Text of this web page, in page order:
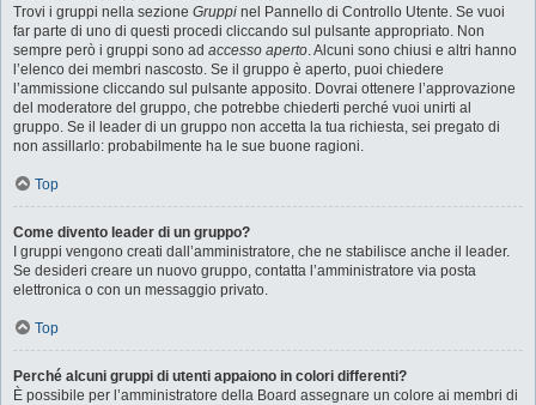
Trovi i gruppi nella sezione Gruppi nel Pannello di Controllo Utente. Se vuoi
far parte di uno di questi procedi cliccando sul pulsante appropriato. Non
sempre però i gruppi sono ad accesso aperto. Alcuni sono chiusi e altri hanno
l’elenco dei membri nascosto. Se il gruppo è aperto, puoi chiedere
l’ammissione cliccando sul pulsante apposito. Dovrai ottenere l’approvazione
del moderatore del gruppo, che potrebbe chiederti perché vuoi unirti al
gruppo. Se il leader di un gruppo non accetta la tua richiesta, sei pregato di
non assillarlo: probabilmente ha le sue buone ragioni.
Top
Come divento leader di un gruppo?
I gruppi vengono creati dall’amministratore, che ne stabilisce anche il leader.
Se desideri creare un nuovo gruppo, contatta l’amministratore via posta
elettronica o con un messaggio privato.
Top
Perché alcuni gruppi di utenti appaiono in colori differenti?
È possibile per l’amministratore della Board assegnare un colore ai membri di